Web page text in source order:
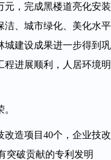
元，完成黑楼道亮化安装
洁、城市绿化、美化水平
城建设成果进一步得到巩
程进展顺利，人居环境明
造项目40个，企业技改
突破贡献的专利发明